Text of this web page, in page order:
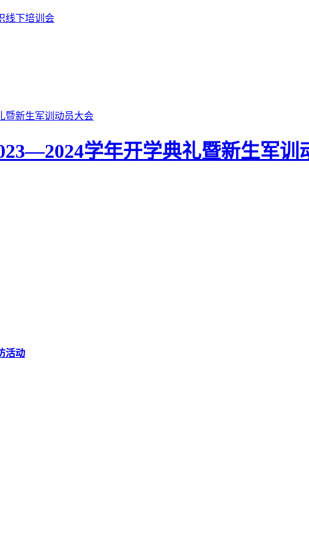
线下培训会
学年开学典礼暨新生军训
活动